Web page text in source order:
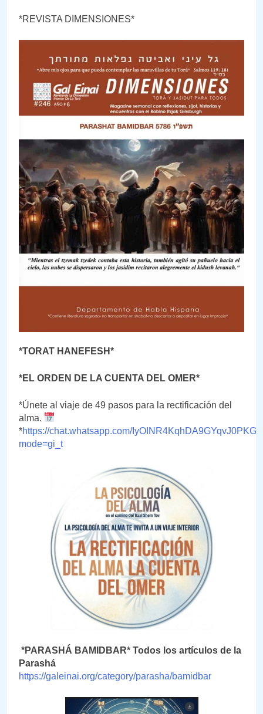
*REVISTA DIMENSIONES*
*TORAT HANEFESH*
*EL ORDEN DE LA CUENTA DEL OMER*
*Únete al viaje de 49 pasos para la rectificación del
alma.
*https://chat.whatsapp.com/IyOINR4KqhDA9GYqvJ0PKG?
mode=gi_t
*PARASHÁ BAMIDBAR* Todos los artículos de la
Parashá
https://galeinai.org/category/parasha/bamidbar